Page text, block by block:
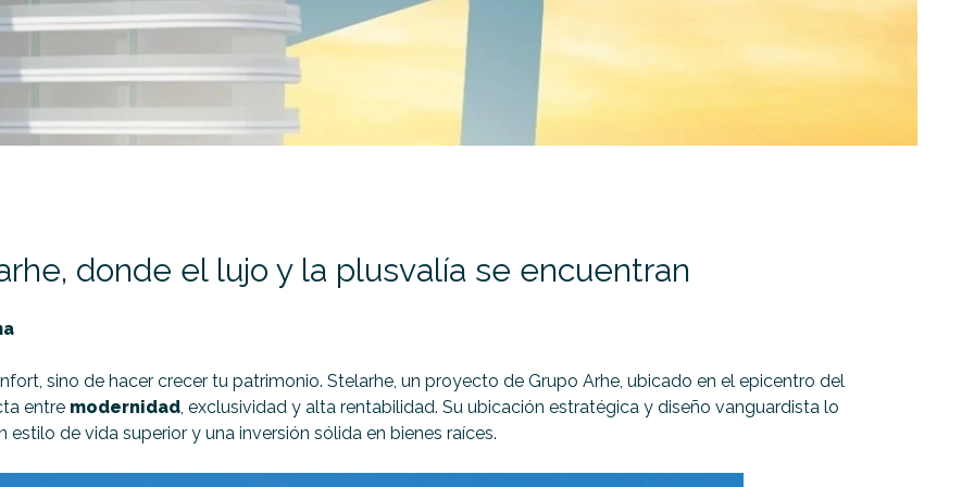
donde el lujo y la plusvalía se encuentran
sino de hacer crecer tu patrimonio. Stelarhe, un proyecto de Grupo Arhe, ubicado en el epicentro del
entre modernidad, exclusividad y alta rentabilidad. Su ubicación estratégica y diseño vanguardista lo
de vida superior y una inversión sólida en bienes raíces.